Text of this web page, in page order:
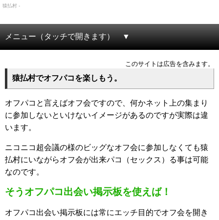
猿払村 -
メニュー（タッチで開きます）
このサイトは広告を含みます。
猿払村でオフパコを楽しもう。
オフパコと言えばオフ会ですので、何かネット上の集まり
に参加しないといけないイメージがあるのですが実際は違
います。
ニコニコ超会議の様のビッグなオフ会に参加しなくても猿
払村にいながらオフ会が出来パコ（セックス）る事は可能
なのです。
そうオフパコ出会い掲示板を使えば！
オフパコ出会い掲示板には常にエッチ目的でオフ会を開き